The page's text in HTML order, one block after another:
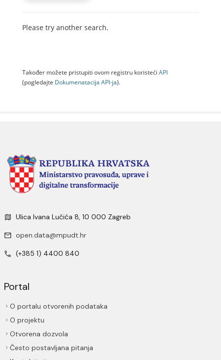
Please try another search.
Također možete pristupiti ovom registru koristeći API
(pogledajte Dokumenаtаcijа API-jа).